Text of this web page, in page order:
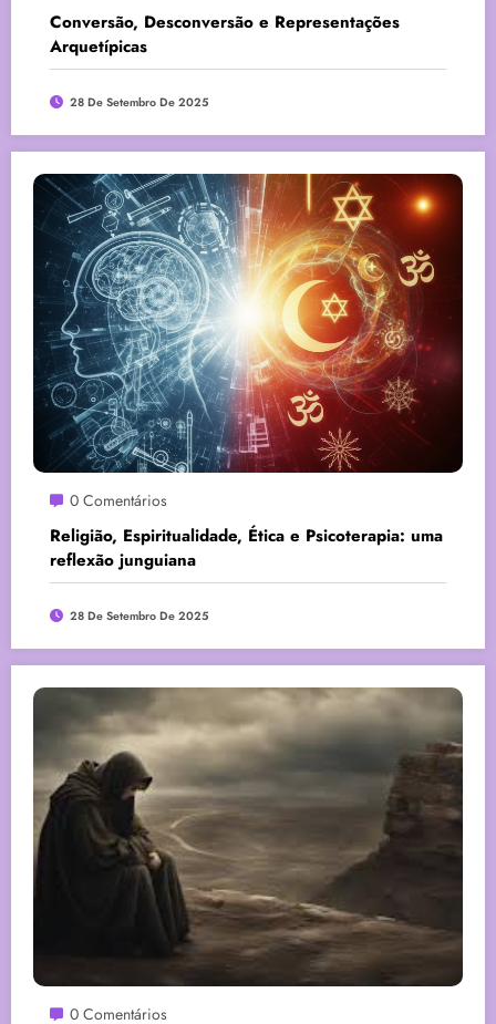
Conversão, Desconversão e Representações
Arquetípicas
28 De Setembro De 2025
0 Comentários
Religião, Espiritualidade, Ética e Psicoterapia: uma
reflexão junguiana
28 De Setembro De 2025
0 Comentários